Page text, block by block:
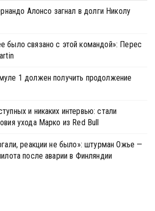
Алонсо загнал в долги Николу
было связано с этой командой»: Перес
1 должен получить продолжение
и никаких интервью: стали
ухода Марко из Red Bull
реакции не было»: штурман Ожье —
после аварии в Финляндии